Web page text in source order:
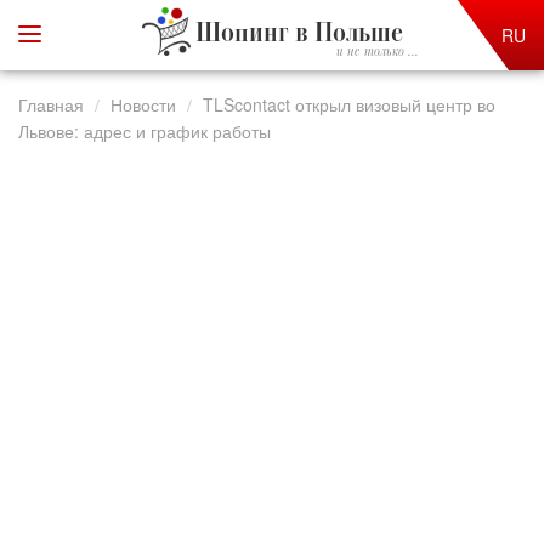
Шопинг в Польше
и не только ...
RU
Главная Новости
TLScontact открыл визовый центр во
Львове: адрес и график работы